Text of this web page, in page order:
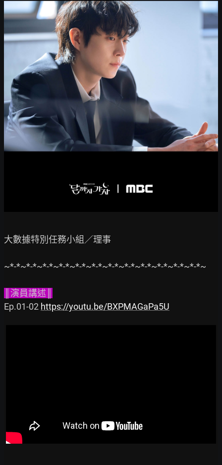
大數據特別任務小組／理事
~*-*~*-*~*-*~*-*~*-*~*-*~*-*~*-*~*-*~*-*~*-*~*-*~
║演員講述║
Ep.01-02 https://youtu.be/BXPMAGaPa5U